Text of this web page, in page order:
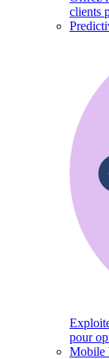
clients
pour
Mobile